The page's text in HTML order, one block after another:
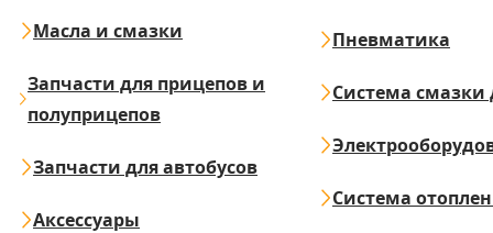
Масла и смазки
Запчасти для прицепов и
полуприцепов
Запчасти для автобусов
Аксессуары
Пневматика
Система смазки
Система